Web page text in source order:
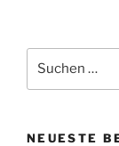
nach:
NEUESTE